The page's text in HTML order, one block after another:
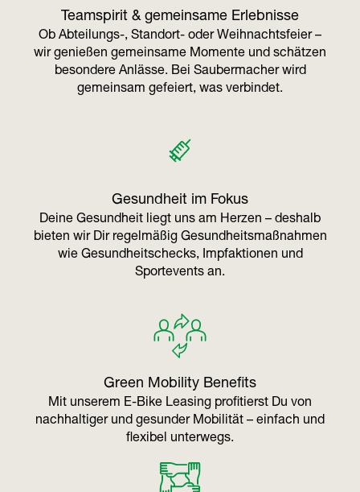
Teamspirit & gemeinsame Erlebnisse
Ob Abteilungs-, Standort- oder Weihnachtsfeier –
wir genießen gemeinsame Momente und schätzen
besondere Anlässe. Bei Saubermacher wird
gemeinsam gefeiert, was verbindet.
Gesundheit im Fokus
Deine Gesundheit liegt uns am Herzen – deshalb
bieten wir Dir regelmäßig Gesundheitsmaßnahmen
wie Gesundheitschecks, Impfaktionen und
Sportevents an.
Green Mobility Benefits
Mit unserem E-Bike Leasing profitierst Du von
nachhaltiger und gesunder Mobilität – einfach und
flexibel unterwegs.